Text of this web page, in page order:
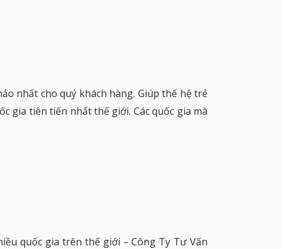
nhất cho quý khách hàng. Giúp thế hệ trẻ
gia tiên tiến nhất thế giới. Các quốc gia mà
quốc gia trên thế giới – Công Ty Tư Vấn